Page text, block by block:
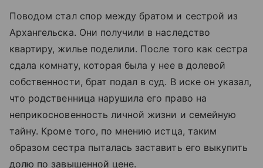
Поводом стал спор между братом и сестрой из
Архангельска. Они получили в наследство
квартиру, жилье поделили. После того как сестра
сдала комнату, которая была у нее в долевой
собственности, брат подал в суд. В иске он указал,
что родственница нарушила его право на
неприкосновенность личной жизни и семейную
тайну. Кроме того, по мнению истца, таким
образом сестра пыталась заставить его выкупить
долю по завышенной цене.